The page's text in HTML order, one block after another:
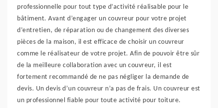
professionnelle pour tout type d’activité réalisable pour le
bâtiment. Avant d’engager un couvreur pour votre projet
d’entretien, de réparation ou de changement des diverses
pièces de la maison, il est efficace de choisir un couvreur
comme le réalisateur de votre projet. Afin de pouvoir être sûr
de la meilleure collaboration avec un couvreur, il est
fortement recommandé de ne pas négliger la demande de
devis. Un devis d’un couvreur n’a pas de frais. Un couvreur est
un professionnel fiable pour toute activité pour toiture.